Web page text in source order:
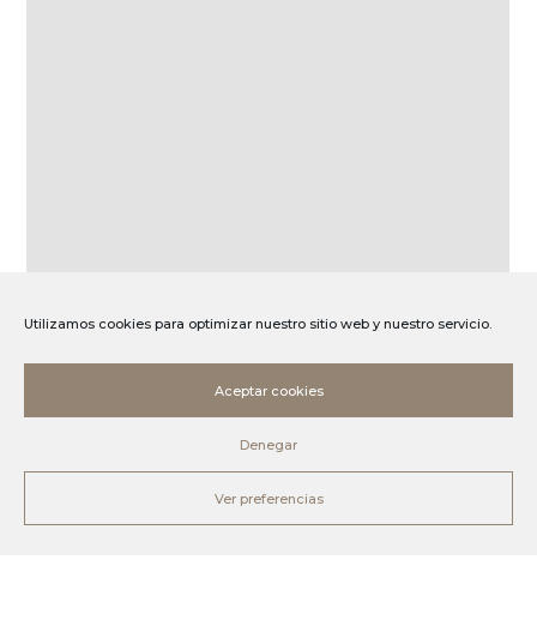
Utilizamos cookies para optimizar nuestro sitio web y nuestro servicio.
Aceptar cookies
Denegar
Ver preferencias